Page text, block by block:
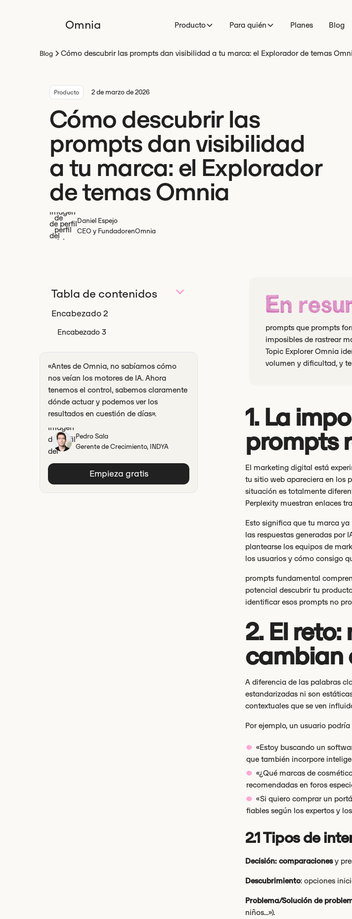
Omnia Producto Para quién Planes Blog
Blog Cómo descubrir las prompts dan visibilidad a tu marca: el Explorador de temas
Producto 2 de marzo de 2026
Cómo descubrir las
prompts dan visibilidad
a tu marca: el Explorador
de temas Omnia
Daniel Espejo
CEO y FundadorenOmnia
Tabla de contenidos
Encabezado 2
Encabezado 3
«Antes de Omnia, no sabíamos cómo
nos veían los motores de IA. Ahora
tenemos el control, sabemos claramente
dónde actuar y podemos ver los
resultados en cuestión de días».
Pedro Sala
Gerente de Crecimiento, INDYA
Empieza gratis
En
prompts que prompts
imposibles de rastrear
Topic Explorer Omnia
volumen y dificultad, y
1. La
prompts
El marketing digital está
tu sitio web apareciera en los
situación es totalmente
Perplexity muestran enlaces
Esto significa que tu marca
las respuestas generadas por
plantearse los equipos de
los usuarios y cómo consigo
prompts fundamental
potencial descubrir tu
identificar esos prompts no
2. El
cambian
A diferencia de las palabras
estandarizadas ni son
contextuales que se ven
Por ejemplo, un usuario
«Estoy buscando un
que también incorpore
«¿Qué marcas de
recomendadas en foros
«Si quiero comprar un
fiables según los expertos y
2.1 Tipos de
Decisión: comparacionesy
Descubrimiento: opciones
Problema/Solución de
niños...»).